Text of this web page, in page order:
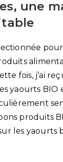
ma
santé
Algo
une
fois, j’ai
yaourts BIO
produits
les yaourts